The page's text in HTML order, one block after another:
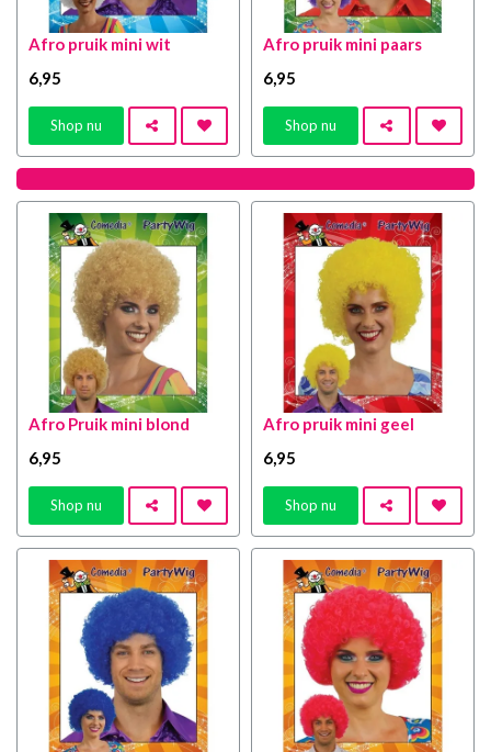
Afro pruik mini wit
6,95
Shop nu
Afro pruik mini paars
6,95
Shop nu
Afro Pruik mini blond
6,95
Shop nu
Afro pruik mini geel
6,95
Shop nu